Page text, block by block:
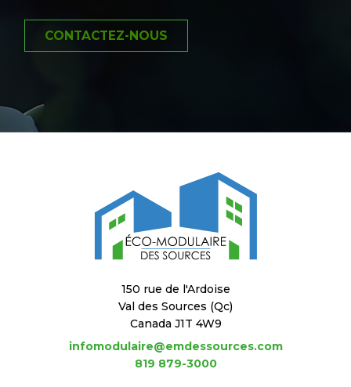
CONTACTEZ-NOUS
150 rue de l'Ardoise
Val des Sources (Qc)
Canada J1T 4W9
infomodulaire@emdessources.com
819 879-3000